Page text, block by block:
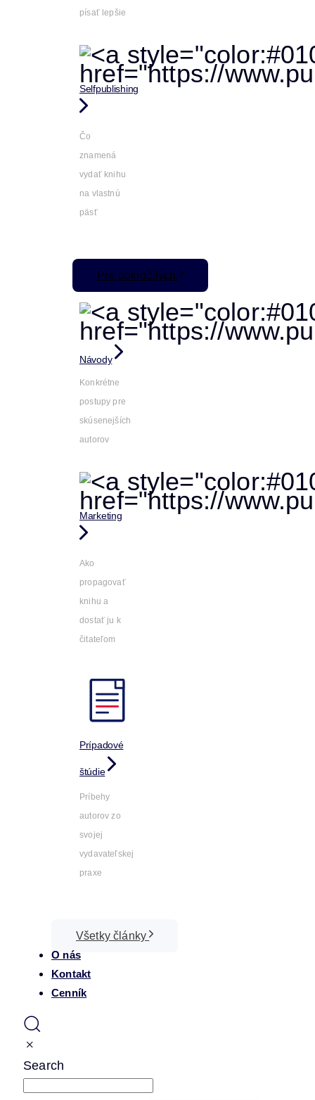
písať lepšie
Selfpublishing
Čo
znamená
vydať knihu
na vlastnú
päsť
Pre pokročilých
Návody
Konkrétne
postupy pre
skúsenejších
autorov
Marketing
Ako
propagovať
knihu a
dostať ju k
čitateľom
Prípadové
štúdie
Príbehy
autorov zo
svojej
vydavateľskej
praxe
Všetky články
O nás
Kontakt
Cenník
Search